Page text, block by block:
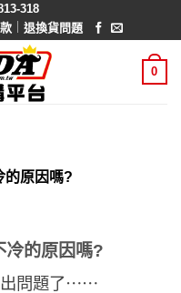
318
｜ 退換貨問題
0
的原因嗎?
冷的原因嗎?
出問題了⋯⋯